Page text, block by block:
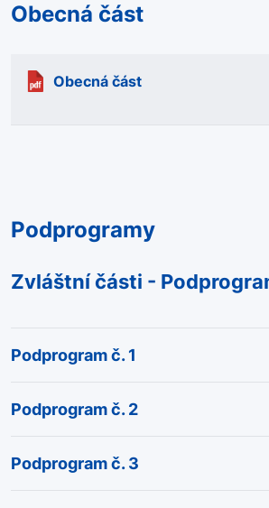
Obecná část
Obecná část
Podprogramy
Zvláštní části -
Podprogram č. 1
Podprogram č. 2
Podprogram č. 3